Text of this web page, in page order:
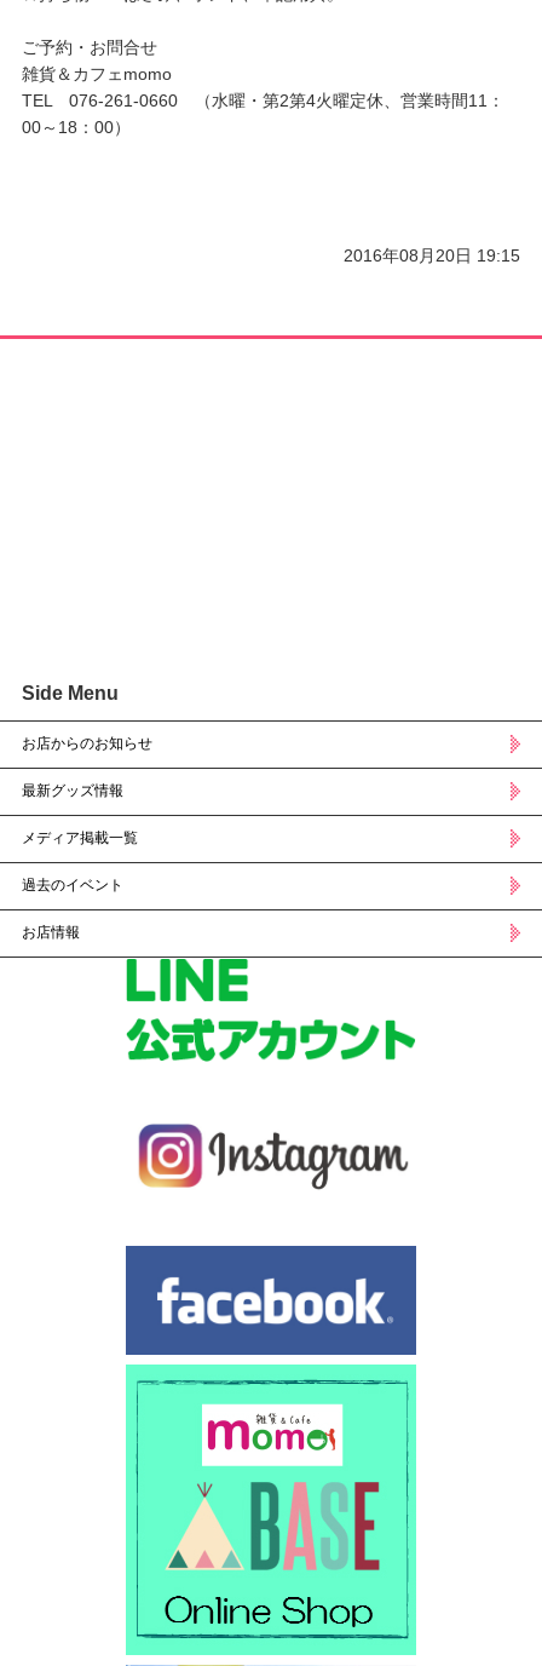
ご予約・お問合せ
雑貨＆カフェmomo
TEL 076-261-0660 （水曜・第2第4火曜定休、営業時間11：
00～18：00）
2016年08月20日 19:15
Side Menu
お店からのお知らせ
最新グッズ情報
メディア掲載一覧
過去のイベント
お店情報